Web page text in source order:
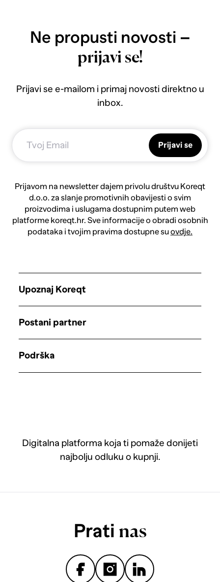
Ne propusti novosti –
prijavi se!
Prijavi se e-mailom i primaj novosti direktno u
inbox.
Prijavi se
Prijavom na newsletter dajem privolu društvu Koreqt
d.o.o. za slanje promotivnih obavijesti o svim
proizvodima i uslugama dostupnim putem web
platforme koreqt.hr. Sve informacije o obradi osobnih
podataka i tvojim pravima dostupne suovdje.
Digitalna platforma koja ti pomaže donijeti
najbolju odluku o kupnji.
Upoznaj Koreqt
Postani partner
Podrška
Prati nas